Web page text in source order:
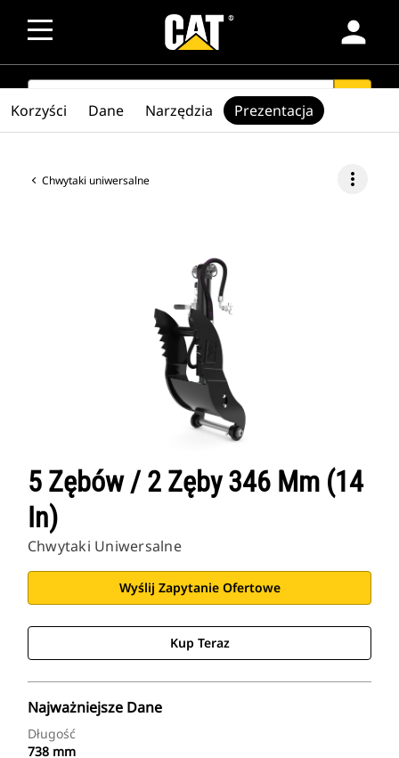
person
SEARCH
Chwytaki uniwersalne more_vert
5 Zębów / 2 Zęby 346 Mm (14
In)
Chwytaki Uniwersalne
Wyślij Zapytanie Ofertowe
Kup Teraz
Najważniejsze Dane
Długość
738 mm
Korzyści Dane Narzędzia Prezentacja